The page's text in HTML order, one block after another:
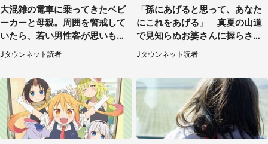
大混雑の電車に乗ってきたベビ
ーカーと母親。周囲を警戒して
いたら、若い男性客が思いもよ
らぬ行動に（東京都・50代女
性）
Jタウンネット読者
「孫にあげると思って、あなた
にこれをあげる」 真夏の山道
で見知らぬお婆さんに握らされ
たもの（山口県・30代女性）
Jタウンネット読者